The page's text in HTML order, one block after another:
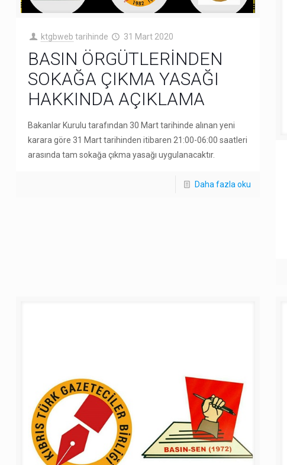
ktgbweb tarihinde 31 Mart 2020
BASIN ÖRGÜTLERİNDEN
SOKAĞA ÇIKMA YASAĞI
HAKKINDA AÇIKLAMA
Bakanlar Kurulu tarafından 30 Mart tarihinde alınan yeni
karara göre 31 Mart tarihinden itibaren 21:00-06:00 saatleri
arasında tam sokağa çıkma yasağı uygulanacaktır.
Daha fazla oku